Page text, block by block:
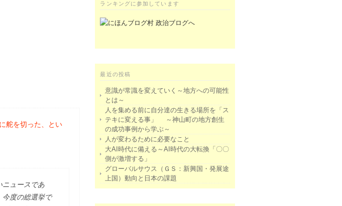
舵を切った、とい
ニュースであ
今度の総選挙で
ランキングに参加しています
最近の投稿
意識が常識を変えていく～地方への可能性
とは～
人を集める前に自分達の生きる場所を「ス
テキに変える事」 ～神山町の地方創生
の成功事例から学ぶ～
人が変わるために必要なこと
大AI時代に備える～AI時代の大転換「〇〇
側が激増する」
グローバルサウス（ＧＳ：新興国・発展途
上国）動向と日本の課題